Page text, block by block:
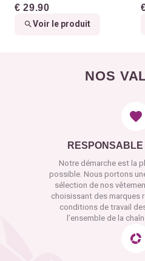
€ 29.90
Voir le produit
NOS
Notre démarche est la
possible. Nous portons
sélection de nos
choisissant des marques
conditions de travail
l’ensemble de la